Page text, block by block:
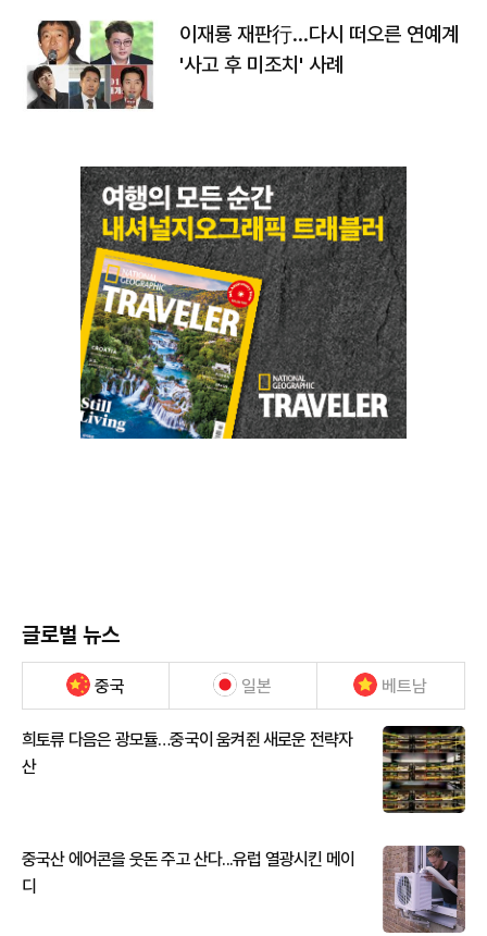
이재룡 재판行…다시 떠오른 연예계
'사고 후 미조치' 사례
글로벌 뉴스
중국 일본 베트남
희토류 다음은 광모듈…중국이 움켜쥔 새로운 전략자
산
중국산 에어콘을 웃돈 주고 산다...유럽 열광시킨 메이
디